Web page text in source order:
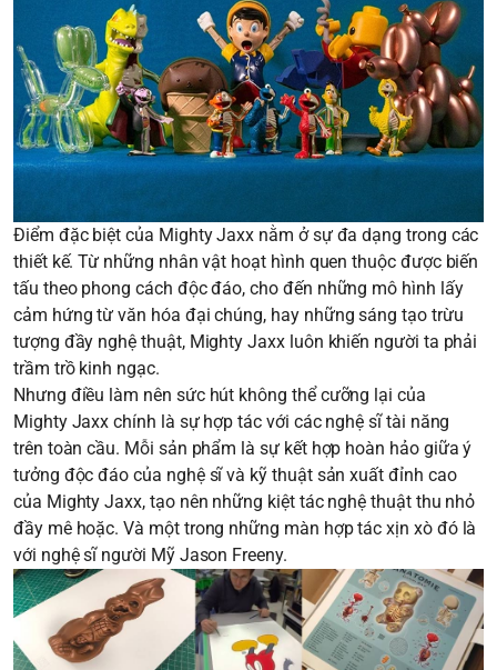
Điểm đặc biệt của Mighty Jaxx nằm ở sự đa dạng trong các
thiết kế. Từ những nhân vật hoạt hình quen thuộc được biến
tấu theo phong cách độc đáo, cho đến những mô hình lấy
cảm hứng từ văn hóa đại chúng, hay những sáng tạo trừu
tượng đầy nghệ thuật, Mighty Jaxx luôn khiến người ta phải
trầm trồ kinh ngạc.
Nhưng điều làm nên sức hút không thể cưỡng lại của
Mighty Jaxx chính là sự hợp tác với các nghệ sĩ tài năng
trên toàn cầu. Mỗi sản phẩm là sự kết hợp hoàn hảo giữa ý
tưởng độc đáo của nghệ sĩ và kỹ thuật sản xuất đỉnh cao
của Mighty Jaxx, tạo nên những kiệt tác nghệ thuật thu nhỏ
đầy mê hoặc. Và một trong những màn hợp tác xịn xò đó là
với nghệ sĩ người Mỹ Jason Freeny.